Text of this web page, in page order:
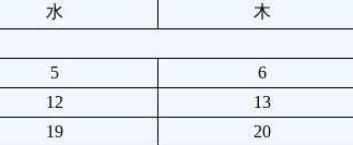
水 木
5 6
12 13
19 20